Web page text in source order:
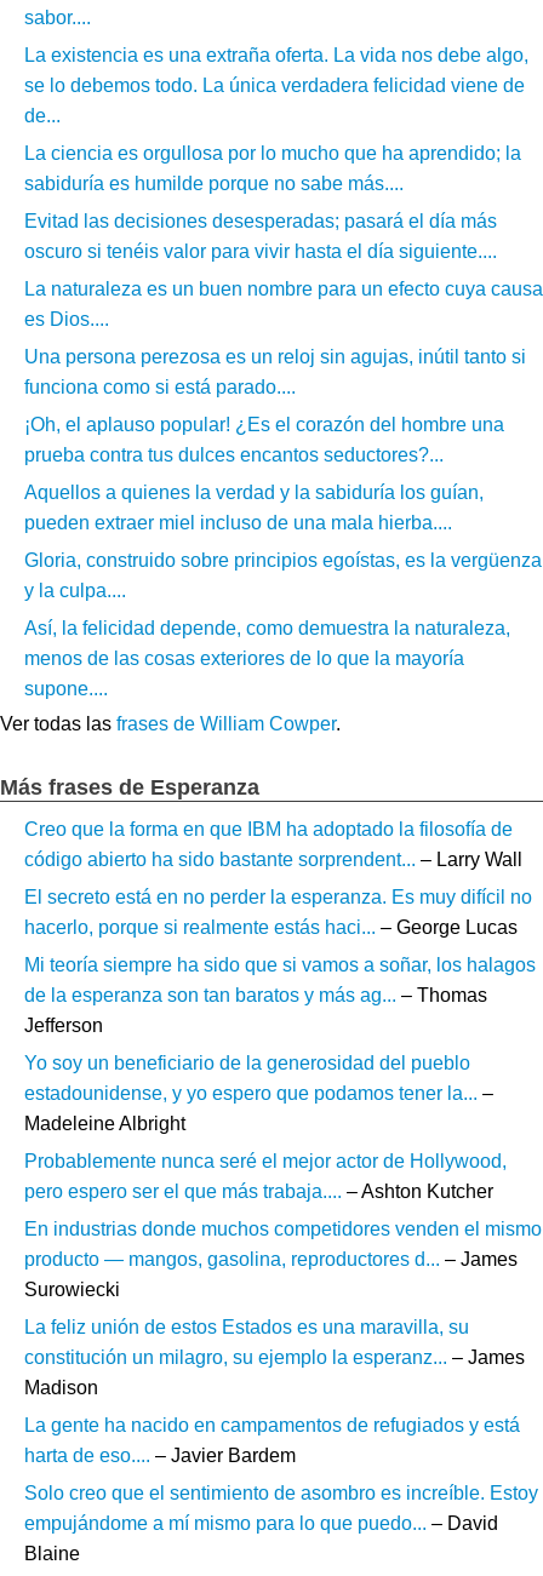
sabor....
La existencia es una extraña oferta. La vida nos debe algo,
se lo debemos todo. La única verdadera felicidad viene de
de...
La ciencia es orgullosa por lo mucho que ha aprendido; la
sabiduría es humilde porque no sabe más....
Evitad las decisiones desesperadas; pasará el día más
oscuro si tenéis valor para vivir hasta el día siguiente....
La naturaleza es un buen nombre para un efecto cuya causa
es Dios....
Una persona perezosa es un reloj sin agujas, inútil tanto si
funciona como si está parado....
¡Oh, el aplauso popular! ¿Es el corazón del hombre una
prueba contra tus dulces encantos seductores?...
Aquellos a quienes la verdad y la sabiduría los guían,
pueden extraer miel incluso de una mala hierba....
Gloria, construido sobre principios egoístas, es la vergüenza
y la culpa....
Así, la felicidad depende, como demuestra la naturaleza,
menos de las cosas exteriores de lo que la mayoría
supone....
Ver todas las frases de William Cowper.
Más frases de Esperanza
Creo que la forma en que IBM ha adoptado la filosofía de
código abierto ha sido bastante sorprendent... – Larry Wall
El secreto está en no perder la esperanza. Es muy difícil no
hacerlo, porque si realmente estás haci... – George Lucas
Mi teoría siempre ha sido que si vamos a soñar, los halagos
de la esperanza son tan baratos y más ag... – Thomas
Jefferson
Yo soy un beneficiario de la generosidad del pueblo
estadounidense, y yo espero que podamos tener la... –
Madeleine Albright
Probablemente nunca seré el mejor actor de Hollywood,
pero espero ser el que más trabaja.... – Ashton Kutcher
En industrias donde muchos competidores venden el mismo
producto — mangos, gasolina, reproductores d... – James
Surowiecki
La feliz unión de estos Estados es una maravilla, su
constitución un milagro, su ejemplo la esperanz... – James
Madison
La gente ha nacido en campamentos de refugiados y está
harta de eso.... – Javier Bardem
Solo creo que el sentimiento de asombro es increíble. Estoy
empujándome a mí mismo para lo que puedo... – David
Blaine